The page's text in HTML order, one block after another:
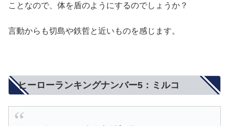
ことなので、体を盾のようにするのでしょうか？
言動からも切島や鉄哲と近いものを感じます。
ヒーローランキングナンバー5：ミルコ